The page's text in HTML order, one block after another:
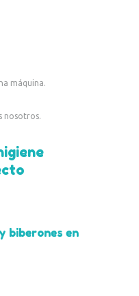
máquina.
nosotros.
biberones en